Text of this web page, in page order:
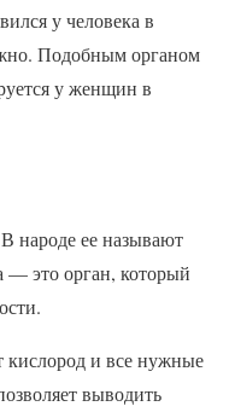
у человека в
Подобным органом
у женщин в
народе ее называют
— это орган, который
кислород и все нужные
выводить